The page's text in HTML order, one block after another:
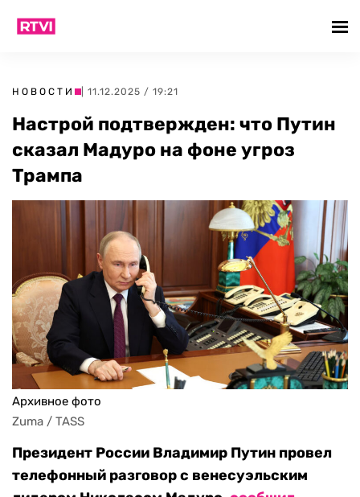
НОВОСТИ | 11.12.2025 / 19:21
Настрой подтвержден: что Путин
сказал Мадуро на фоне угроз
Трампа
Архивное фото
Zuma / TASS
Президент России Владимир Путин провел
телефонный разговор с венесуэльским